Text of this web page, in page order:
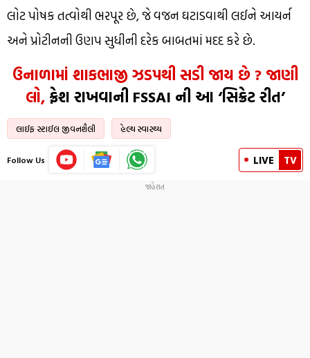
લોટ પોષક તત્વોથી ભરપૂર છે, જે વજન ઘટાડવાથી લઈને આયર્ન
અને પ્રોટીનની ઉણપ સુધીની દરેક બાબતમાં મદદ કરે છે.
ઉનાળામાં શાકભાજી ઝડપથી સડી જાય છે ? જાણી
લો,ફ્રેશ રાખવાની FSSAI ની આ ‘સિક્રેટ રીત’
લાઈફ સ્ટાઈલ જીવનશૈલી હેલ્થ સ્વાસ્થ્ય
Follow Us LIVE TV